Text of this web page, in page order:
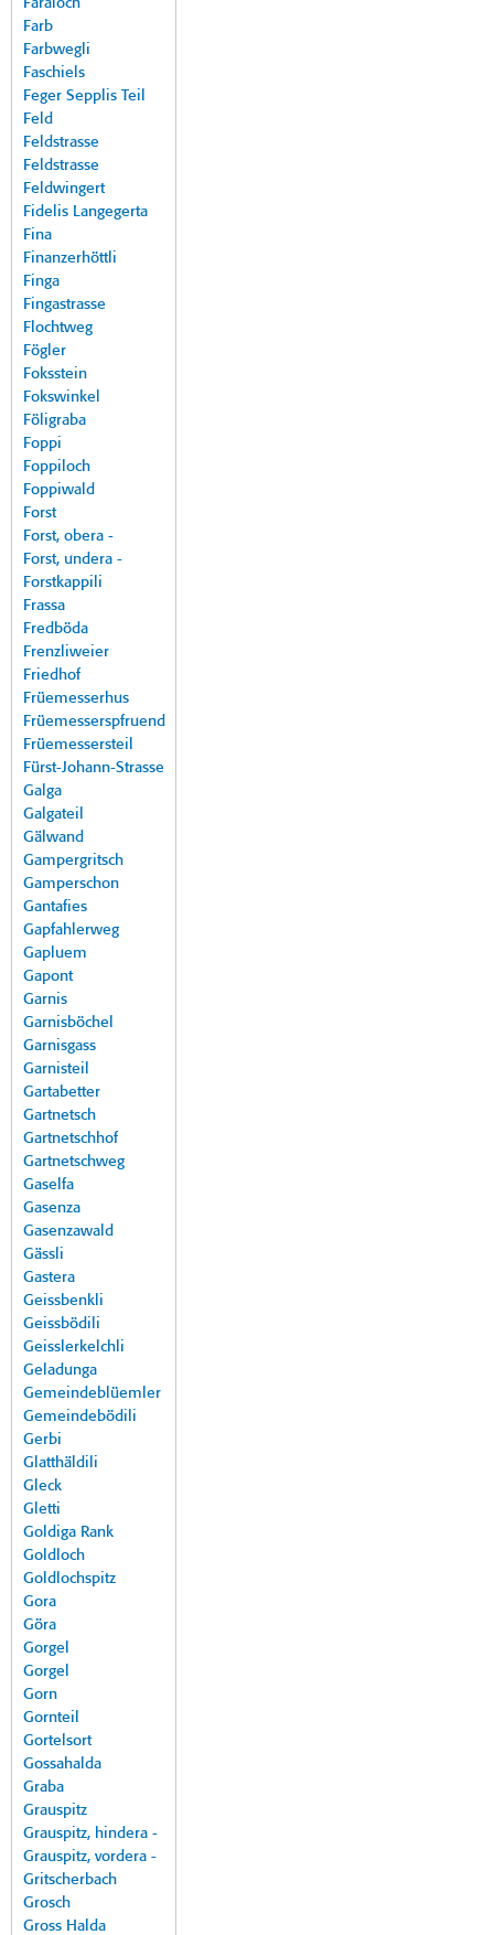
Faraloch
Farb
Farbwegli
Faschiels
Feger Sepplis Teil
Feld
Feldstrasse
Feldstrasse
Feldwingert
Fidelis Langegerta
Fina
Finanzerhöttli
Finga
Fingastrasse
Flochtweg
Fögler
Foksstein
Fokswinkel
Föligraba
Foppi
Foppiloch
Foppiwald
Forst
Forst, obera -
Forst, undera -
Forstkappili
Frassa
Fredböda
Frenzliweier
Friedhof
Früemesserhus
Früemesserspfruend
Früemessersteil
Fürst-Johann-Strasse
Galga
Galgateil
Gälwand
Gampergritsch
Gamperschon
Gantafies
Gapfahlerweg
Gapluem
Gapont
Garnis
Garnisböchel
Garnisgass
Garnisteil
Gartabetter
Gartnetsch
Gartnetschhof
Gartnetschweg
Gaselfa
Gasenza
Gasenzawald
Gässli
Gastera
Geissbenkli
Geissbödili
Geisslerkelchli
Geladunga
Gemeindeblüemler
Gemeindebödili
Gerbi
Glatthäldili
Gleck
Gletti
Goldiga Rank
Goldloch
Goldlochspitz
Gora
Göra
Gorgel
Gorgel
Gorn
Gornteil
Gortelsort
Gossahalda
Graba
Grauspitz
Grauspitz, hindera -
Grauspitz, vordera -
Gritscherbach
Grosch
Gross Halda